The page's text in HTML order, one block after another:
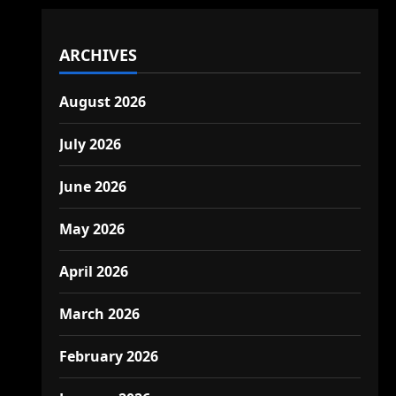
ARCHIVES
August 2026
July 2026
June 2026
May 2026
April 2026
March 2026
February 2026